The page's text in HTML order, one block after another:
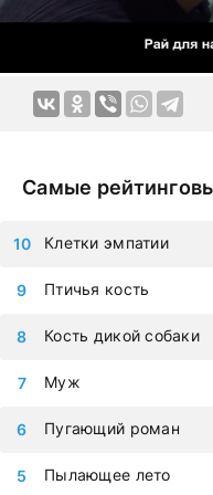
навигация поможет
Новые серии на
приступайте к
упустить самые
восхищается весь
Самые
Пылающее лето
Пугающий роман
Муж
Кость дикой собаки
Птичья кость
Клетки эмпатии